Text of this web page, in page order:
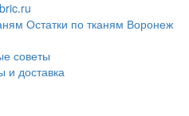
Остатки по тканям Воронеж
советы
и доставка